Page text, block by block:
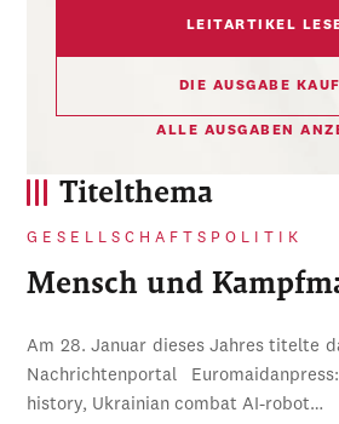
Titelthema
GESELLSCHAFTSPOLITIK
Mensch und
Am 28. Januar dieses Jahres titelte
Nachrichtenportal
history, Ukrainian combat AI-robot…
LEITARTIKEL
DIE AUSGABE
ALLE AUSGABEN